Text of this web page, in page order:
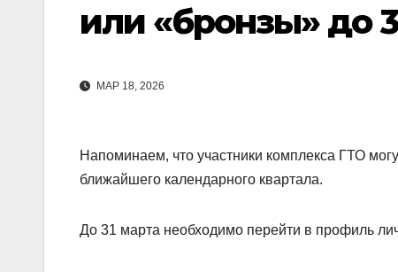
или «бронзы» до
МАР 18, 2026
Напоминаем, что участники комплекса ГТО
ближайшего календарного квартала.
До 31 марта необходимо перейти в профиль